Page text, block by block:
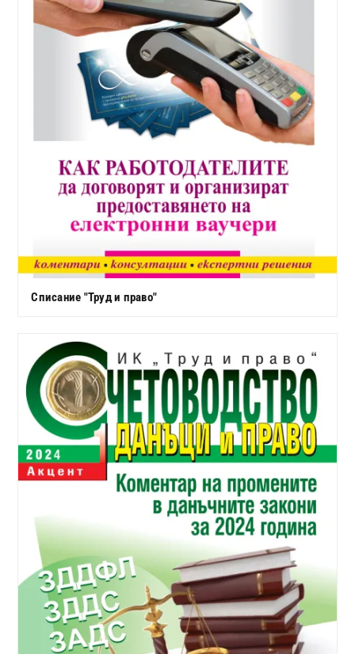
Списание "Труд и право"